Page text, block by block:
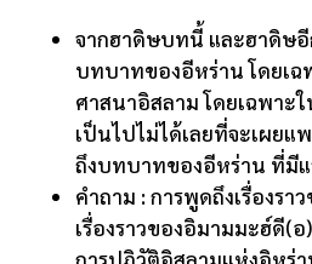
จากฮาดิษบทนี้ และฮาดิษ
บทบาทของอีหร่าน โดยเ
ศาสนาอิสลาม โดยเฉพาะ
เป็นไปไม่ได้เลยที่จะเผยแ
ถึงบทบาทของอีหร่าน ที่มี
คำถาม : การพูดถึงเรื่องร
เรื่องราวของอิมามมะฮ์ดี(อ